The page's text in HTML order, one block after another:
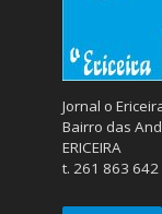
Jornal o
Bairro das
ERICEIRA
t. 261 863 642